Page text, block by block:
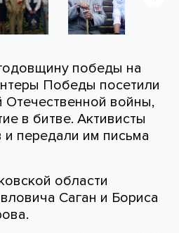
победы на
Победы посетили
Отечественной войны,
в битве. Активисты
и передали им письма
области
Саган и Бориса